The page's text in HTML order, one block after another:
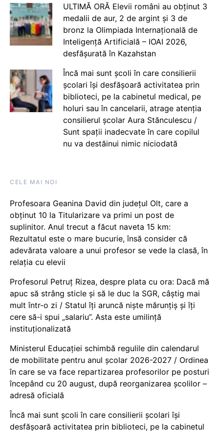
ULTIMĂ ORĂ Elevii români au obținut 3
medalii de aur, 2 de argint și 3 de
bronz la Olimpiada Internațională de
Inteligență Artificială – IOAI 2026,
desfășurată în Kazahstan
Încă mai sunt școli în care consilierii
școlari își desfășoară activitatea prin
biblioteci, pe la cabinetul medical, pe
holuri sau în cancelarii, atrage atenția
consilierul școlar Aura Stănculescu /
Sunt spații inadecvate în care copilul
nu va destăinui nimic niciodată
CELE MAI NOI
Profesoara Geanina David din județul Olt, care a
obținut 10 la Titularizare va primi un post de
suplinitor. Anul trecut a făcut naveta 15 km:
Rezultatul este o mare bucurie, însă consider că
adevărata valoare a unui profesor se vede la clasă, în
relația cu elevii
Profesorul Petruț Rizea, despre plata cu ora: Dacă mă
apuc să strâng sticle și să le duc la SGR, câștig mai
mult într-o zi / Statul îți aruncă niște mărunțiș și îți
cere să-i spui „salariu”. Asta este umilință
instituționalizată
Ministerul Educației schimbă regulile din calendarul
de mobilitate pentru anul școlar 2026-2027 / Ordinea
în care se va face repartizarea profesorilor pe posturi
începând cu 20 august, după reorganizarea școlilor –
adresă oficială
Încă mai sunt școli în care consilierii școlari își
desfășoară activitatea prin biblioteci, pe la cabinetul